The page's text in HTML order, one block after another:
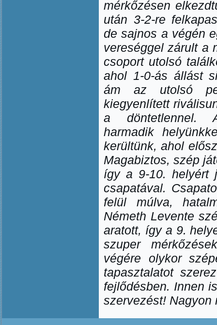
mérkőzésen
után 3-2-re
de sajnos a végén
vereséggel zárult a
csoport utolsó
ahol 1-0-ás állást
ám az utolsó
kiegyenlített
a döntetlennel.
harmadik
kerültünk, ahol
Magabiztos, szép
így a 9-10. helyért
csapatával.
felül múlva,
Németh Levente
aratott, így a 9.
szuper
végére olykor
tapasztalatot
fejlődésben. Innen
szervezést! Nagyon